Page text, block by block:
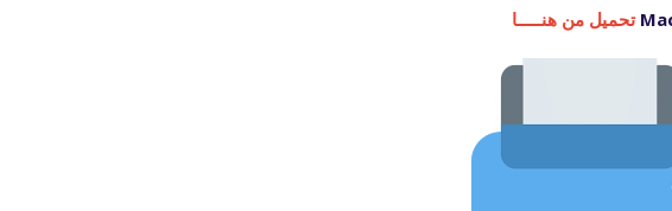
تحميل من هنـــــا